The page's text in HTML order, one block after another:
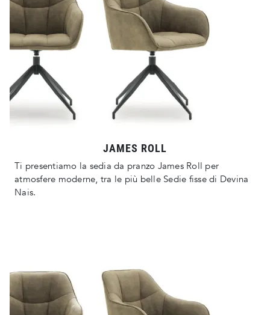
JAMES ROLL
Ti presentiamo la sedia da pranzo James Roll per
atmosfere moderne, tra le più belle Sedie fisse di Devina
Nais.